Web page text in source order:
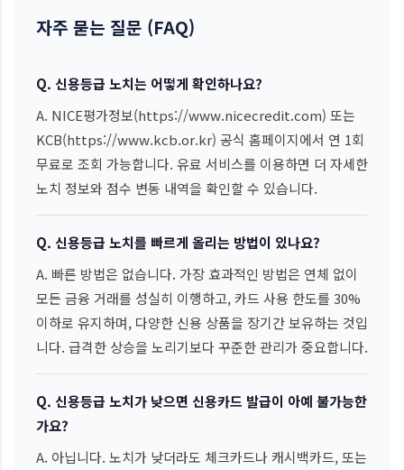
자주 묻는 질문 (FAQ)
Q. 신용등급 노치는 어떻게 확인하나요?
A. NICE평가정보(https://www.nicecredit.com) 또는
KCB(https://www.kcb.or.kr) 공식 홈페이지에서 연 1회
무료로 조회 가능합니다. 유료 서비스를 이용하면 더 자세한
노치 정보와 점수 변동 내역을 확인할 수 있습니다.
Q. 신용등급 노치를 빠르게 올리는 방법이 있나요?
A. 빠른 방법은 없습니다. 가장 효과적인 방법은 연체 없이
모든 금융 거래를 성실히 이행하고, 카드 사용 한도를 30%
이하로 유지하며, 다양한 신용 상품을 장기간 보유하는 것입
니다. 급격한 상승을 노리기보다 꾸준한 관리가 중요합니다.
Q. 신용등급 노치가 낮으면 신용카드 발급이 아예 불가능한
가요?
A. 아닙니다. 노치가 낮더라도 체크카드나 캐시백카드, 또는